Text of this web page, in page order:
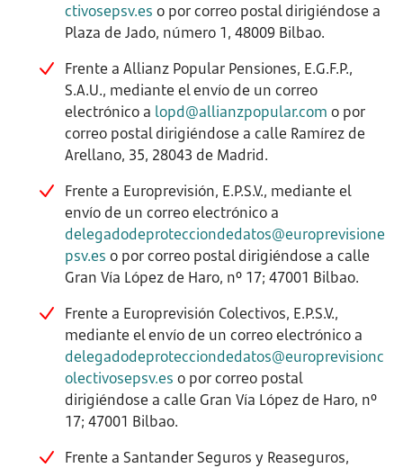
ctivosepsv.es o por correo postal dirigiéndose a
Plaza de Jado, número 1, 48009 Bilbao.
Frente a Allianz Popular Pensiones, E.G.F.P.,
S.A.U., mediante el envío de un correo
electrónico a lopd@allianzpopular.com o por
correo postal dirigiéndose a calle Ramírez de
Arellano, 35, 28043 de Madrid.
Frente a Europrevisión, E.P.S.V., mediante el
envío de un correo electrónico a
delegadodeprotecciondedatos@europrevisione
psv.es o por correo postal dirigiéndose a calle
Gran Vía López de Haro, nº 17; 47001 Bilbao.
Frente a Europrevisión Colectivos, E.P.S.V.,
mediante el envío de un correo electrónico a
delegadodeprotecciondedatos@europrevisionc
olectivosepsv.es o por correo postal
dirigiéndose a calle Gran Vía López de Haro, nº
17; 47001 Bilbao.
Frente a Santander Seguros y Reaseguros,